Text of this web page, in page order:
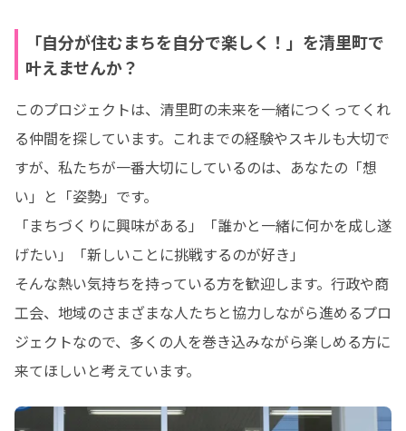
「自分が住むまちを自分で楽しく！」を清里町で
叶えませんか？
このプロジェクトは、清里町の未来を一緒につくってくれ
る仲間を探しています。これまでの経験やスキルも大切で
すが、私たちが一番大切にしているのは、あなたの「想
い」と「姿勢」です。
「まちづくりに興味がある」「誰かと一緒に何かを成し遂
げたい」「新しいことに挑戦するのが好き」
そんな熱い気持ちを持っている方を歓迎します。行政や商
工会、地域のさまざまな人たちと協力しながら進めるプロ
ジェクトなので、多くの人を巻き込みながら楽しめる方に
来てほしいと考えています。